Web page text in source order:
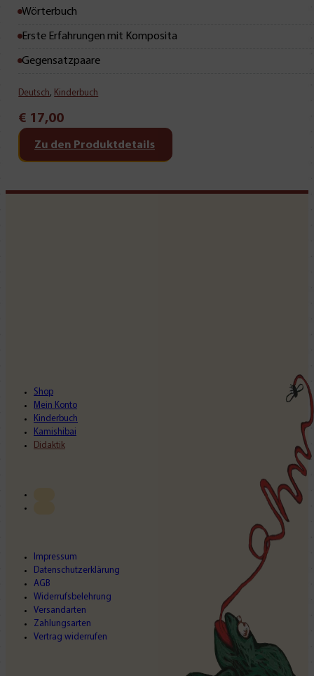
Wörterbuch
Erste Erfahrungen mit Komposita
Gegensatzpaare
Deutsch, Kinderbuch
€ 17,00
Zu den Produktdetails
Shop
Mein Konto
Kinderbuch
Kamishibai
Didaktik
Impressum
Datenschutzerklärung
AGB
Widerrufsbelehrung
Versandarten
Zahlungsarten
Vertrag widerrufen